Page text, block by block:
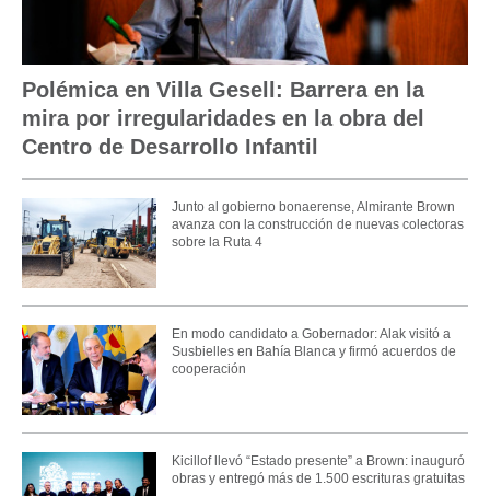
Polémica en Villa Gesell: Barrera en la
mira por irregularidades en la obra del
Centro de Desarrollo Infantil
Junto al gobierno bonaerense, Almirante Brown
avanza con la construcción de nuevas colectoras
sobre la Ruta 4
En modo candidato a Gobernador: Alak visitó a
Susbielles en Bahía Blanca y firmó acuerdos de
cooperación
Kicillof llevó “Estado presente” a Brown: inauguró
obras y entregó más de 1.500 escrituras gratuitas